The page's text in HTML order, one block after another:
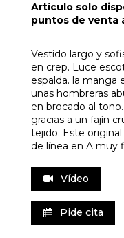
Artículo solo
puntos de venta
Vestido largo y
en crep. Luce
espalda. la manga
unas hombreras
en brocado al
gracias a un fajín
tejido. Este
de línea en A muy
Vídeo
Pide cita